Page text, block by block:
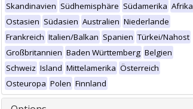
Skandinavien Südhemisphäre Südamerika Afrika
Ostasien Südasien Australien Niederlande
Frankreich Italien/Balkan Spanien Türkei/Nahost
Großbritannien Baden Württemberg Belgien
Schweiz Island Mittelamerika Österreich
Osteuropa Polen Finnland